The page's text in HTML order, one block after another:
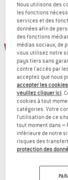
-40 %
Ledro
Pantalon de
99,95 €
Nous utilisons des
les fonctions
services et des
données afin de
des fonctions
médias sociaux, de
vous utilisez notre
pays tiers sans
contre l'accès par
acceptez que nous
accepter les
veuillez cliquer ici.
cookies à tout
catégories. Votre
l’utilisation de ce
tout moment dans «
inférieure de notre
risques des
protection des